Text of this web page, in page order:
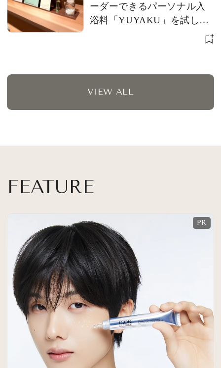
ーダーできるパーソナル入
浴料「YUYAKU」を試して
VIEW ALL
FEATURE